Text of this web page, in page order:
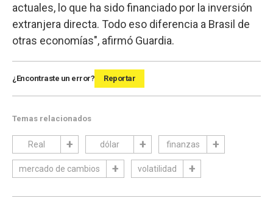
actuales, lo que ha sido financiado por la inversión
extranjera directa. Todo eso diferencia a Brasil de
otras economías", afirmó Guardia.
¿Encontraste un error? Reportar
Temas relacionados
Real dólar finanzas
mercado de cambios volatilidad